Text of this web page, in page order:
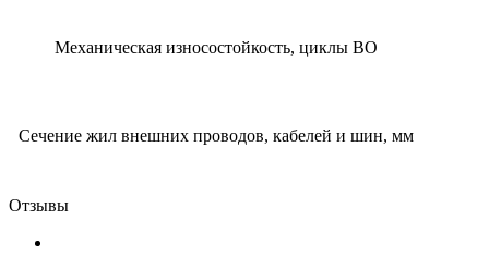
Механическая износостойкость, циклы ВО
Сечение жил внешних проводов, кабелей и шин, мм
Отзывы